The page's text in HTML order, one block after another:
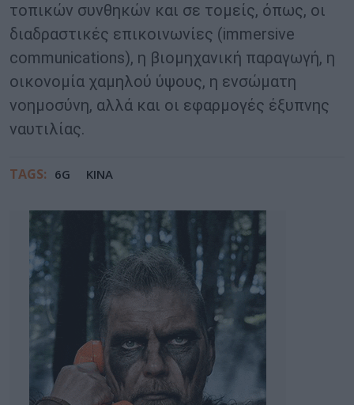
τοπικών συνθηκών και σε τομείς, όπως, οι
διαδραστικές επικοινωνίες (immersive
communications), η βιομηχανική παραγωγή, η
οικονομία χαμηλού ύψους, η ενσώματη
νοημοσύνη, αλλά και οι εφαρμογές έξυπνης
ναυτιλίας.
TAGS: 6G ΚΙΝΑ